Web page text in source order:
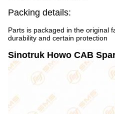
Packing details:
Parts is packaged in the original
durability and certain protection
Sinotruk Howo CAB